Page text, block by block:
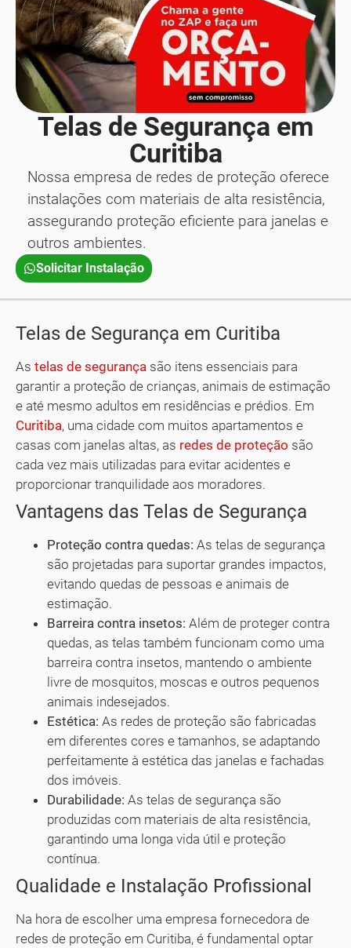
Telas de Segurança em
Curitiba
Nossa empresa de redes de proteção oferece
instalações com materiais de alta resistência,
assegurando proteção eficiente para janelas e
outros ambientes.
Solicitar Instalação
Telas de Segurança em Curitiba
As telas de segurança são itens essenciais para
garantir a proteção de crianças, animais de estimação
e até mesmo adultos em residências e prédios. Em
Curitiba, uma cidade com muitos apartamentos e
casas com janelas altas, as redes de proteção são
cada vez mais utilizadas para evitar acidentes e
proporcionar tranquilidade aos moradores.
Vantagens das Telas de Segurança
Proteção contra quedas: As telas de segurança
são projetadas para suportar grandes impactos,
evitando quedas de pessoas e animais de
estimação.
Barreira contra insetos: Além de proteger contra
quedas, as telas também funcionam como uma
barreira contra insetos, mantendo o ambiente
livre de mosquitos, moscas e outros pequenos
animais indesejados.
Estética: As redes de proteção são fabricadas
em diferentes cores e tamanhos, se adaptando
perfeitamente à estética das janelas e fachadas
dos imóveis.
Durabilidade: As telas de segurança são
produzidas com materiais de alta resistência,
garantindo uma longa vida útil e proteção
contínua.
Qualidade e Instalação Profissional
Na hora de escolher uma empresa fornecedora de
redes de proteção em Curitiba, é fundamental optar